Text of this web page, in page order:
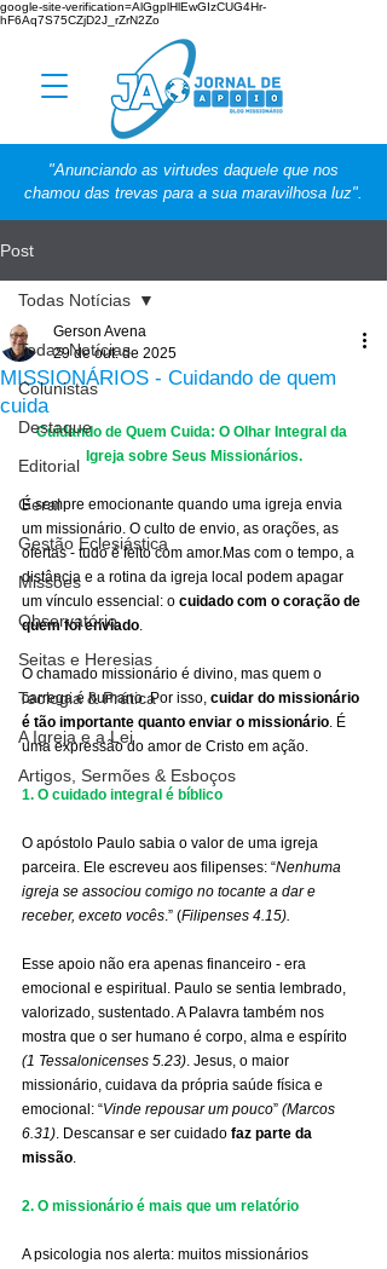
google-site-verification=AlGgplHlEwGIzCUG4Hr-
hF6Aq7S75CZjD2J_rZrN2Zo
"Anunciando as virtudes daquele que nos
chamou das trevas para a sua maravilhosa luz".
Post
Todas Notícias
Colunistas
Destaque
Editorial
Geral
Gestão Eclesiástica
Missões
Observatório
Seitas e Heresias
Teologia & Prática
A Igreja e a Lei
Artigos, Sermões & Esboços
Todas Notícias
MISSIONÁRIOS - Cuidando de quem
cuida
Gerson Avena
29 de out. de 2025
Cuidando de Quem Cuida: O Olhar Integral da
Igreja sobre Seus Missionários.
É sempre emocionante quando uma igreja envia
um missionário. O culto de envio, as orações, as
ofertas - tudo é feito com amor.Mas com o tempo, a
distância e a rotina da igreja local podem apagar
um vínculo essencial: o cuidado com o coração de
quem foi enviado.
O chamado missionário é divino, mas quem o
carrega é humano. Por isso, cuidar do missionário
é tão importante quanto enviar o missionário. É
uma expressão do amor de Cristo em ação.
1. O cuidado integral é bíblico
O apóstolo Paulo sabia o valor de uma igreja
parceira. Ele escreveu aos filipenses: “Nenhuma
igreja se associou comigo no tocante a dar e
receber, exceto vocês.” (Filipenses 4.15).
Esse apoio não era apenas financeiro - era
emocional e espiritual. Paulo se sentia lembrado,
valorizado, sustentado. A Palavra também nos
mostra que o ser humano é corpo, alma e espírito
(1 Tessalonicenses 5.23). Jesus, o maior
missionário, cuidava da própria saúde física e
emocional: “Vinde repousar um pouco” (Marcos
6.31). Descansar e ser cuidado faz parte da
missão.
2. O missionário é mais que um relatório
A psicologia nos alerta: muitos missionários